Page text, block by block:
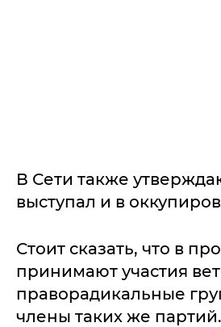
В Сети также
выступал и в
Стоит сказать, что в
принимают участия
праворадикальные
члены таких же партий.